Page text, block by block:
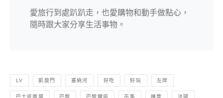
愛旅行到處趴趴走，也愛購物和動手做點心，
隨時跟大家分享生活事物。
LV 凱旋門 塞納河 好吃 好玩 左岸
巴士底廣場 巴黎 巴黎鐵塔 市集 機票 法國